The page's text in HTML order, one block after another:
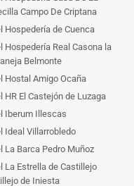
Campo De Criptana
Hospedería de Cuenca
Hospedería Real Casona la
Belmonte
Hostal Amigo Ocaña
HR El Castejón de Luzaga
Iberum Illescas
Ideal Villarrobledo
La Barca Pedro Muñoz
La Estrella de Castillejo
de Iniesta